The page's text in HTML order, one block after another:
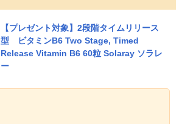
【プレゼント対象】2段階タイムリリース
型 ビタミンB6 Two Stage, Timed
Release Vitamin B6 60粒 Solaray ソラレ
ー